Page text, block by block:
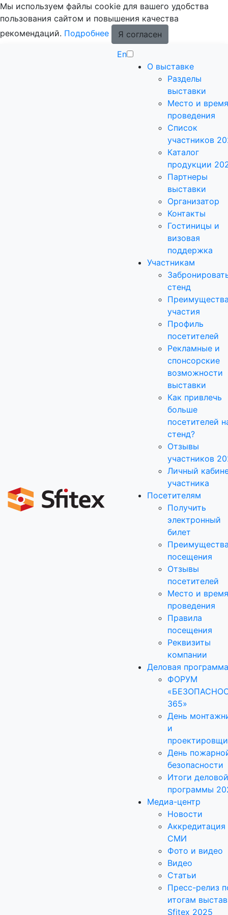
Мы используем файлы cookie для вашего удобства
пользования сайтом и повышения качества
рекомендаций. Подробнее
Я согласен
En
О выставке
Разделы
выставки
Место и время
проведения
Список
участников
Каталог
продукции
Партнеры
выставки
Организатор
Контакты
Гостиницы и
визовая
поддержка
Участникам
стенд
участия
Профиль
посетителей
Рекламные и
спонсорские
возможности
выставки
Как привлечь
больше
посетителей
стенд?
Отзывы
участников
Личный
участника
Посетителям
Получить
электронный
билет
посещения
Отзывы
посетителей
Место и время
проведения
Правила
посещения
Реквизиты
компании
Деловая программа
ФОРУМ
365»
День
и
День
безопасности
Итоги деловой
программы
Медиа-центр
Новости
Аккредитация
СМИ
Фото и видео
Видео
Статьи
Пресс-релиз
итогам
Sfitex 2025